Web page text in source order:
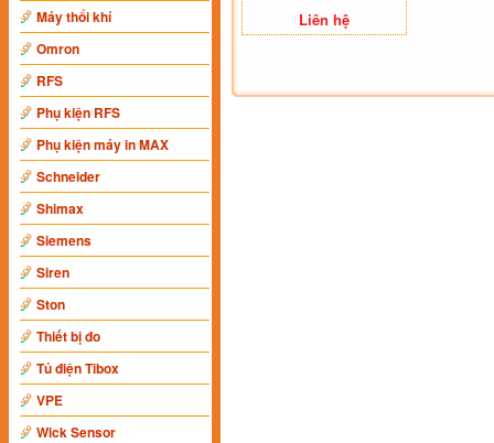
Máy thổi khí
Omron
RFS
Phụ kiện RFS
Phụ kiện máy in MAX
Schneider
Shimax
Siemens
Siren
Ston
Thiết bị đo
Tủ điện Tibox
VPE
Wick Sensor
Liên hệ